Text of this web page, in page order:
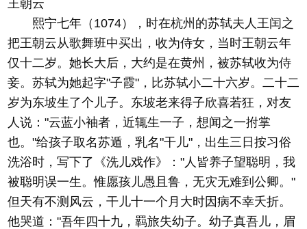
王朝云
熙宁七年（1074），时在杭州的苏轼夫人王闰之
把王朝云从歌舞班中买出，收为侍女，当时王朝云年
仅十二岁。她长大后，大约是在黄州，被苏轼收为侍
妾。苏轼为她起字"子霞"，比苏轼小二十六岁。二十二
岁为东坡生了个儿子。东坡老来得子欣喜若狂，对友
人说："云蓝小袖者，近辄生一子，想闻之一拊掌
也。"给孩子取名苏遁，乳名"干儿"，出生三日按习俗
洗浴时，写下了《洗儿戏作》："人皆养子望聪明，我
被聪明误一生。惟愿孩儿愚且鲁，无灾无难到公卿。"
但天有不测风云，干儿十一个月大时因病不幸夭折。
他哭道："吾年四十九，羁旅失幼子。幼子真吾儿，眉